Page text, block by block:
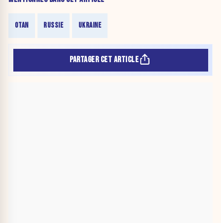
OTAN RUSSIE UKRAINE
PARTAGER CET ARTICLE